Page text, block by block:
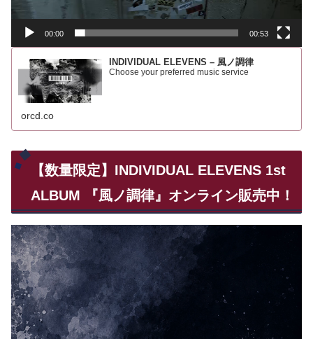
ー
00:00 00:53
INDIVIDUAL ELEVENS – 風ノ調律
Choose your preferred music service
orcd.co
【数量限定】INDIVIDUAL ELEVENS 1st
ALBUM 『風ノ調律』オンライン販売中！
動
画
プ
レ
ー
ヤ